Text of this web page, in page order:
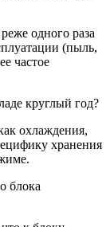
одного раза
(пыль,
частое
круглый год?
охлаждения,
хранения
блока